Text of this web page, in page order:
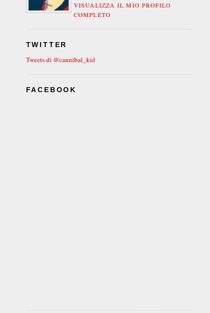
VISUALIZZA IL MIO PROFILO
COMPLETO
TWITTER
Tweets di @cannibal_kid
FACEBOOK